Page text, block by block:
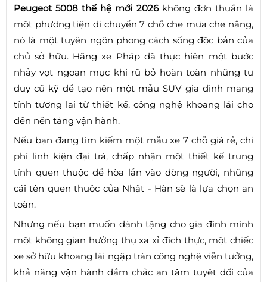
Peugeot 5008 thế hệ mới 2026không đơn thuần là
một phương tiện di chuyển 7 chỗ che mưa che nắng,
nó là một tuyên ngôn phong cách sống độc bản của
chủ sở hữu. Hãng xe Pháp đã thực hiện một bước
nhảy vọt ngoạn mục khi rũ bỏ hoàn toàn những tư
duy cũ kỹ để tạo nên một mẫu SUV gia đình mang
tính tương lai từ thiết kế, công nghệ khoang lái cho
đến nền tảng vận hành.
Nếu bạn đang tìm kiếm một mẫu xe 7 chỗ giá rẻ, chi
phí linh kiện đại trà, chấp nhận một thiết kế trung
tính quen thuộc để hòa lẫn vào dòng người, những
cái tên quen thuộc của Nhật - Hàn sẽ là lựa chọn an
toàn.
Nhưng nếu bạn muốn dành tặng cho gia đình mình
một không gian hưởng thụ xa xỉ đích thực, một chiếc
xe sở hữu khoang lái ngập tràn công nghệ viễn tưởng,
khả năng vận hành đầm chắc an tâm tuyệt đối của